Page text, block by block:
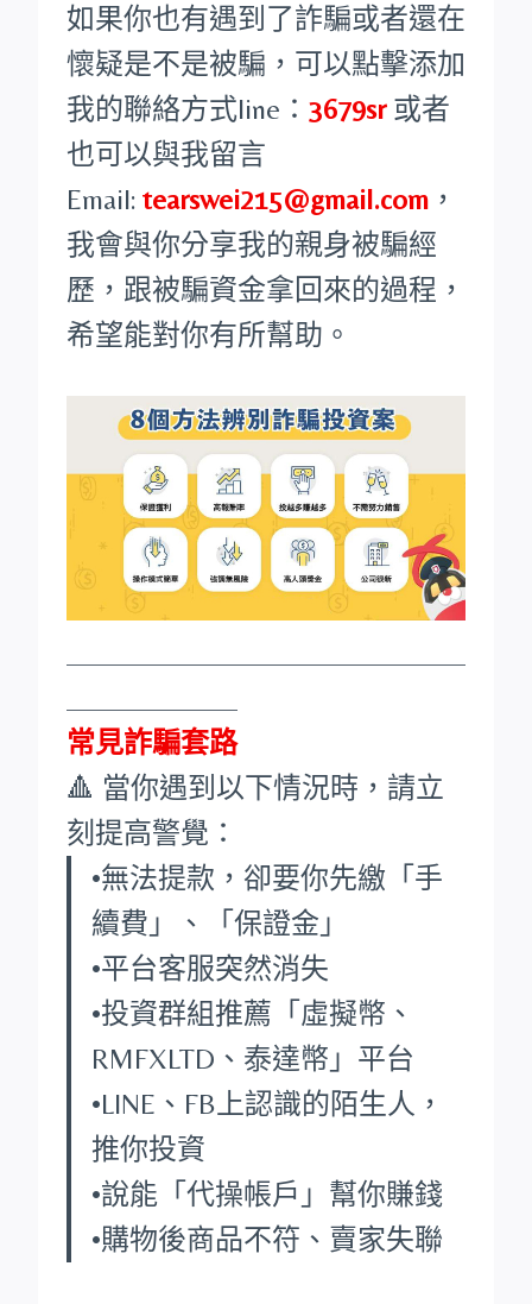
如果你也有遇到了詐騙或者還在
懷疑是不是被騙，可以點擊添加
我的聯絡方式line： 3679sr 或者
也可以與我留言
Email: tearswei215@gmail.com ，
我會與你分享我的親身被騙經
歷，跟被騙資金拿回來的過程，
希望能對你有所幫助。
常見詐騙套路
🔺 當你遇到以下情況時，請立
刻提高警覺：
•無法提款，卻要你先繳「手
續費」、「保證金」
•平台客服突然消失
•投資群組推薦「虛擬幣、
RMFXLTD、泰達幣」平台
•LINE、FB上認識的陌生人，
推你投資
•說能「代操帳戶」幫你賺錢
•購物後商品不符、賣家失聯